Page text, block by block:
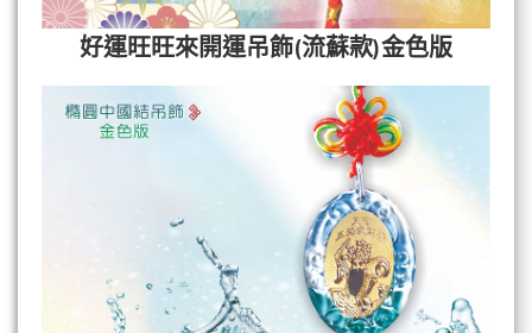
好運旺旺來開運吊飾(流蘇款)金色版